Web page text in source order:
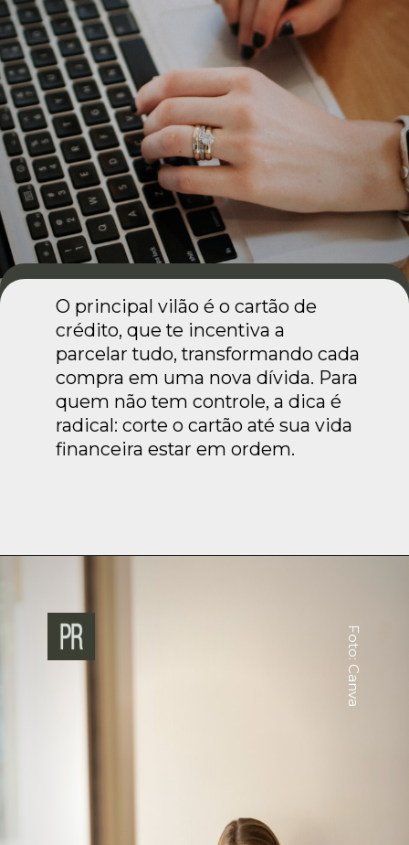
O principal vilão é o cartão de
crédito, que te incentiva a
parcelar tudo, transformando cada
compra em uma nova dívida. Para
quem não tem controle, a dica é
radical: corte o cartão até sua vida
financeira estar em ordem.
Foto: Canva